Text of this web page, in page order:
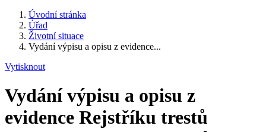
Úvodní stránka
Úřad
Životní situace
Vydání výpisu a opisu z evidence...
Vytisknout
Vydání výpisu a opisu z
evidence Rejstříku trestů